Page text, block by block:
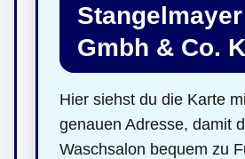
Stangelmayer
Gmbh & Co.
Hier siehst du die Karte
genauen Adresse, damit
Waschsalon bequem zu